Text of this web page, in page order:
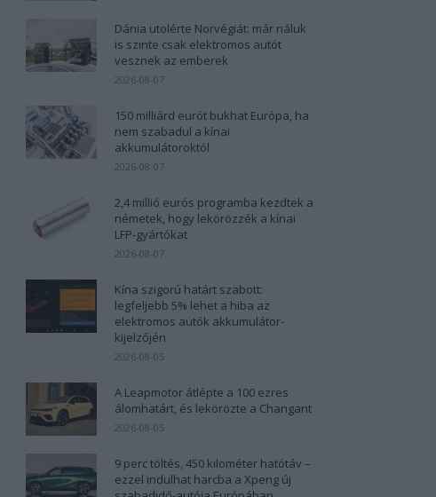
Dánia utolérte Norvégiát: már náluk
is szinte csak elektromos autót
vesznek az emberek
2026-08-07
150 milliárd eurót bukhat Európa, ha
nem szabadul a kínai
akkumulátoroktól
2026-08-07
2,4 millió eurós programba kezdtek a
németek, hogy lekörözzék a kínai
LFP-gyártókat
2026-08-07
Kína szigorú határt szabott:
legfeljebb 5% lehet a hiba az
elektromos autók akkumulátor-
kijelzőjén
2026-08-05
A Leapmotor átlépte a 100 ezres
álomhatárt, és lekörözte a Changant
2026-08-05
9 perc töltés, 450 kilométer hatótáv –
ezzel indulhat harcba a Xpeng új